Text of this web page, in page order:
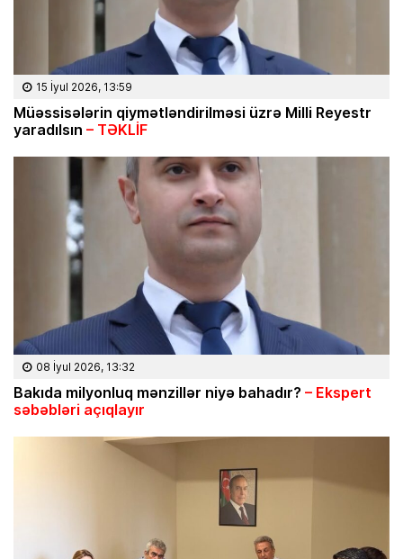
15 İyul 2026, 13:59
Müəssisələrin qiymətləndirilməsi üzrə Milli Reyestr
yaradılsın – TƏKLİF
08 İyul 2026, 13:32
Bakıda milyonluq mənzillər niyə bahadır? – Ekspert
səbəbləri açıqlayır